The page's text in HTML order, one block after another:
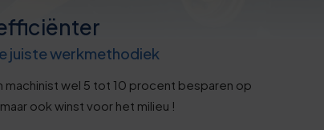
juiste werkmethodiek
machinist wel 5 tot 10 procent besparen op
ook winst voor het milieu !